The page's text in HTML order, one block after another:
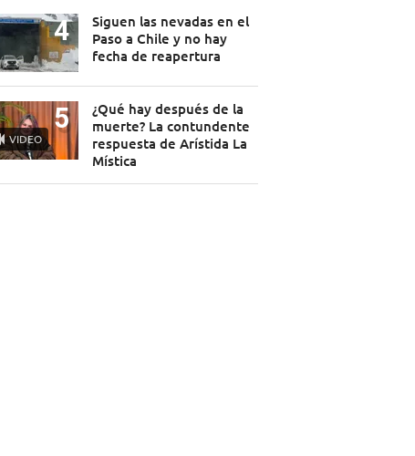
Siguen las nevadas en el
Paso a Chile y no hay
fecha de reapertura
VIDEO
¿Qué hay después de la
muerte? La contundente
respuesta de Arístida La
Mística